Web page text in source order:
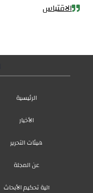
الاقتباس
الرئيسية
الأخبار
هيئات التحرير
عن المجلة
آلية تحكيم الأبحاث